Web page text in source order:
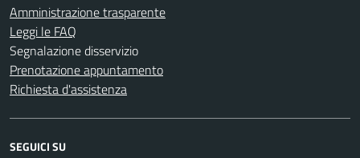
Amministrazione trasparente
Leggi le FAQ
Segnalazione disservizio
Prenotazione appuntamento
Richiesta d'assistenza
SEGUICI SU